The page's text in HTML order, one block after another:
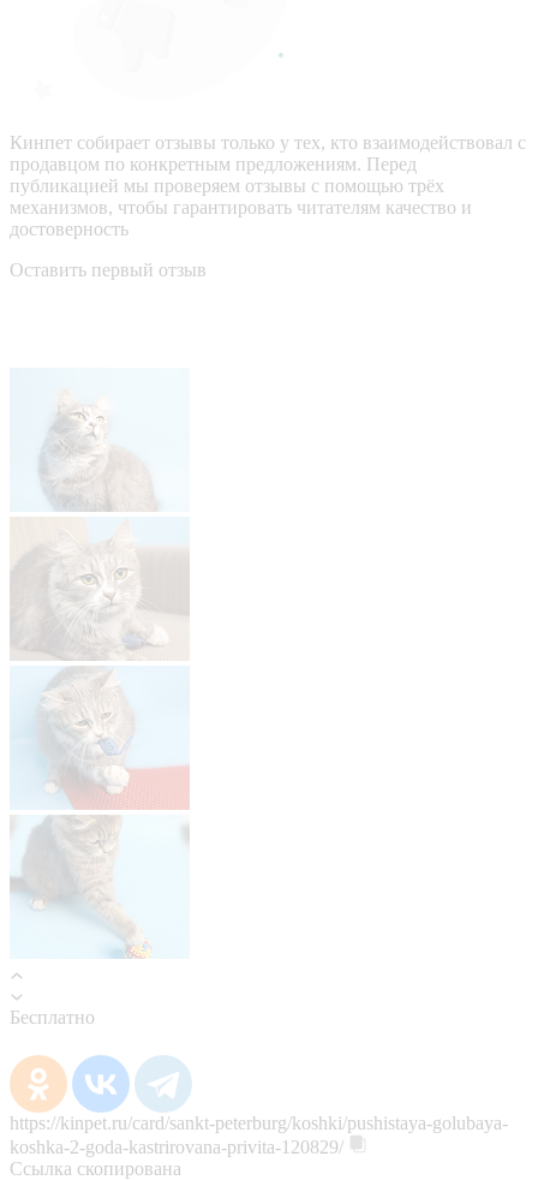
Кинпет собирает отзывы только у тех, кто взаимодействовал с
продавцом по конкретным предложениям. Перед
публикацией мы проверяем отзывы с помощью трёх
механизмов, чтобы гарантировать читателям качество и
достоверность
Оставить первый отзыв
Бесплатно
https://kinpet.ru/card/sankt-peterburg/koshki/pushistaya-golubaya-
koshka-2-goda-kastrirovana-privita-120829/
Ссылка скопирована